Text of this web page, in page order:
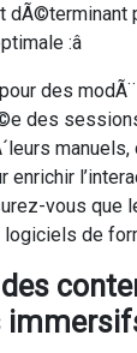
:â
des
des sessions
vous que
de